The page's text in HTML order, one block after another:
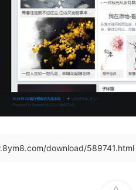
download/589741.html